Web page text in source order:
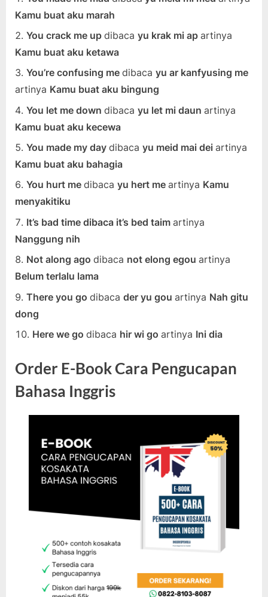
Kamu buat aku marah
You crack me up dibaca yu krak mi ap artinya
Kamu buat aku ketawa
You’re confusing me dibaca yu ar kanfyusing me
artinya Kamu buat aku bingung
You let me down dibaca yu let mi daun artinya
Kamu buat aku kecewa
You made my day dibaca yu meid mai dei artinya
Kamu buat aku bahagia
You hurt me dibaca yu hert me artinya Kamu
menyakitiku
It’s bad time dibaca it’s bed taim artinya
Nanggung nih
Not along ago dibaca not elong egou artinya
Belum terlalu lama
There you go dibaca der yu gou artinya Nah gitu
dong
Here we go dibaca hir wi go artinya Ini dia
Order E-Book Cara Pengucapan
Bahasa Inggris